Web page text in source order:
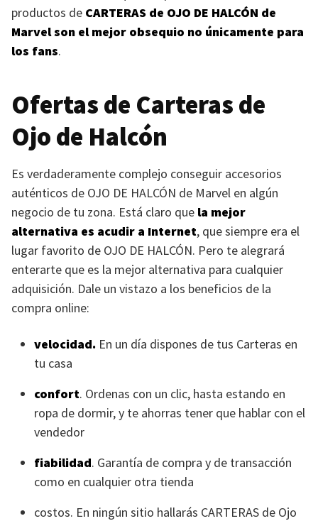
productos de CARTERAS de OJO DE HALCÓN de
Marvel son el mejor obsequio no únicamente para
los fans.
Ofertas de Carteras de
Ojo de Halcón
Es verdaderamente complejo conseguir accesorios
auténticos de OJO DE HALCÓN de Marvel en algún
negocio de tu zona. Está claro que la mejor
alternativa es acudir a Internet, que siempre era el
lugar favorito de OJO DE HALCÓN. Pero te alegrará
enterarte que es la mejor alternativa para cualquier
adquisición. Dale un vistazo a los beneficios de la
compra online:
velocidad. En un día dispones de tus Carteras en
tu casa
confort. Ordenas con un clic, hasta estando en
ropa de dormir, y te ahorras tener que hablar con el
vendedor
fiabilidad. Garantía de compra y de transacción
como en cualquier otra tienda
costos. En ningún sitio hallarás CARTERAS de Ojo